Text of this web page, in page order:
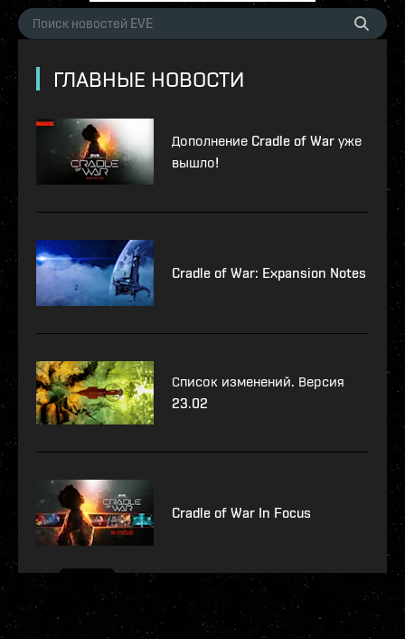
ГЛАВНЫЕ НОВОСТИ
Дополнение Cradle of War уже
вышло!
Cradle of War: Expansion Notes
Список изменений. Версия
23.02
Cradle of War In Focus